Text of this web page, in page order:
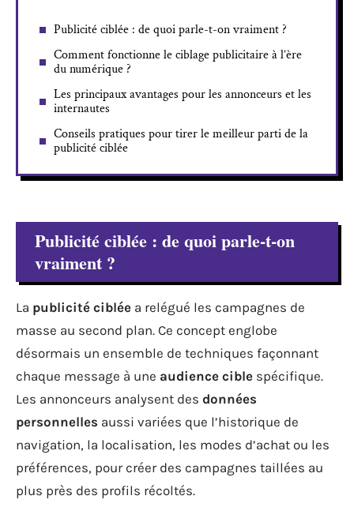
Publicité ciblée : de quoi parle-t-on vraiment ?
Comment fonctionne le ciblage publicitaire à l’ère
du numérique ?
Les principaux avantages pour les annonceurs et les
internautes
Conseils pratiques pour tirer le meilleur parti de la
publicité ciblée
Publicité ciblée : de quoi parle-t-on
vraiment ?
La publicité ciblée a relégué les campagnes de
masse au second plan. Ce concept englobe
désormais un ensemble de techniques façonnant
chaque message à une audience cible spécifique.
Les annonceurs analysent des données
personnelles aussi variées que l’historique de
navigation, la localisation, les modes d’achat ou les
préférences, pour créer des campagnes taillées au
plus près des profils récoltés.